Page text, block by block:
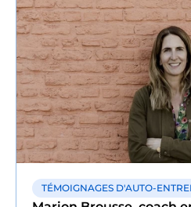
TÉMOIGNAGES D'AUTO-